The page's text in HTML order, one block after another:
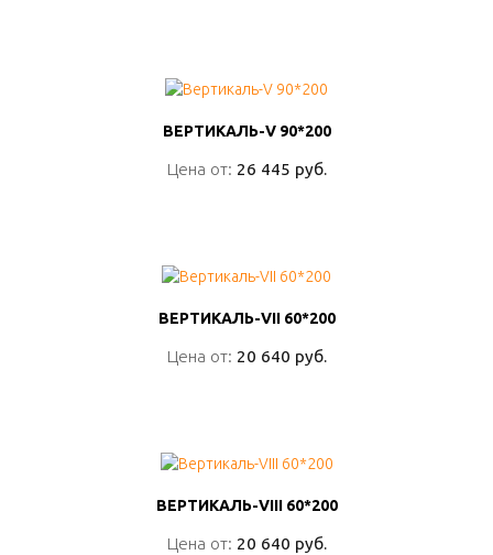
ВЕРТИКАЛЬ-V 90*200
Цена от: 26 445 руб.
ВЕРТИКАЛЬ-V 90*200
Цена от: 26 445 руб.
ВЕРТИКАЛЬ-VII 60*200
Цена от: 20 640 руб.
ВЕРТИКАЛЬ-VII 60*200
Цена от: 20 640 руб.
ВЕРТИКАЛЬ-VIII 60*200
Цена от: 20 640 руб.
ВЕРТИКАЛЬ-VIII 60*200
Цена от: 20 640 руб.